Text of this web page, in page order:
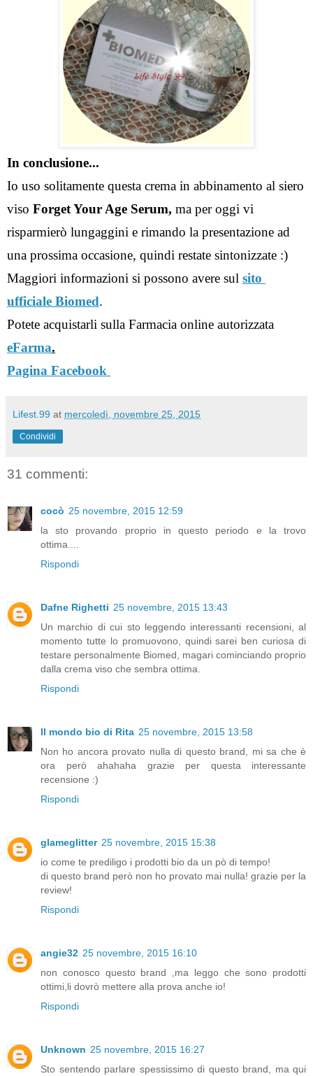
In conclusione...
Io uso solitamente questa crema in abbinamento al siero
viso Forget Your Age Serum, ma per oggi vi
risparmierò lungaggini e rimando la presentazione ad
una prossima occasione, quindi restate sintonizzate :)
Maggiori informazioni si possono avere sul sito
ufficiale Biomed.
eFarma.
Pagina Facebook
Lifest.99 at mercoledì, novembre 25, 2015
Condividi
31 commenti:
cocò 25 novembre, 2015 12:59
la sto provando proprio in questo periodo e la trovo
ottima....
Rispondi
Dafne Righetti 25 novembre, 2015 13:43
Un marchio di cui sto leggendo interessanti recensioni, al
momento tutte lo promuovono, quindi sarei ben curiosa di
testare personalmente Biomed, magari cominciando proprio
dalla crema viso che sembra ottima.
Rispondi
Il mondo bio di Rita 25 novembre, 2015 13:58
Non ho ancora provato nulla di questo brand, mi sa che è
ora però ahahaha grazie per questa interessante
recensione :)
Rispondi
glameglitter 25 novembre, 2015 15:38
io come te prediligo i prodotti bio da un pò di tempo!
di questo brand però non ho provato mai nulla! grazie per la
review!
Rispondi
angie32 25 novembre, 2015 16:10
non conosco questo brand ,ma leggo che sono prodotti
ottimi,li dovrò mettere alla prova anche io!
Rispondi
Unknown 25 novembre, 2015 16:27
Sto sentendo parlare spessissimo di questo brand, ma qui